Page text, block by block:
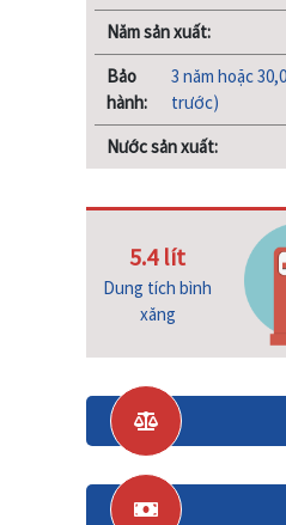
Năm sản xuất:
Bảo
hành:
3 năm hoặc
trước)
Nước sản xuất:
5.4 lít
Dung tích bình
xăng